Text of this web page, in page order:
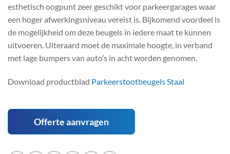
esthetisch oogpunt zeer geschikt voor parkeergarages waar
een hoger afwerkingsniveau vereist is. Bijkomend voordeel is
de mogelijkheid om deze beugels in iedere maat te kunnen
uitvoeren. Uiteraard moet de maximale hoogte, in verband
met lage bumpers van auto’s in acht worden genomen.
Download productblad Parkeerstootbeugels Staal
Offerte aanvragen